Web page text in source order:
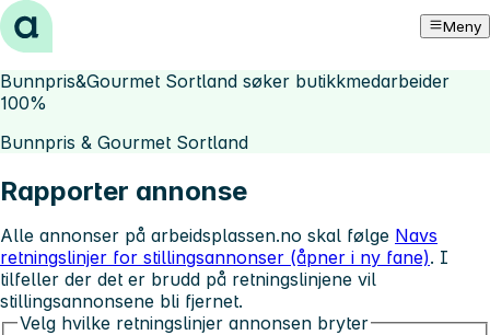
Hopp til innhold Meny
Bunnpris&Gourmet Sortland søker butikkmedarbeider
100%
Bunnpris & Gourmet Sortland
Rapporter annonse
Alle annonser på arbeidsplassen.no skal følge Navs
retningslinjer for stillingsannonser (åpner i ny fane). I
tilfeller der det er brudd på retningslinjene vil
stillingsannonsene bli fjernet.
Velg hvilke retningslinjer annonsen bryter